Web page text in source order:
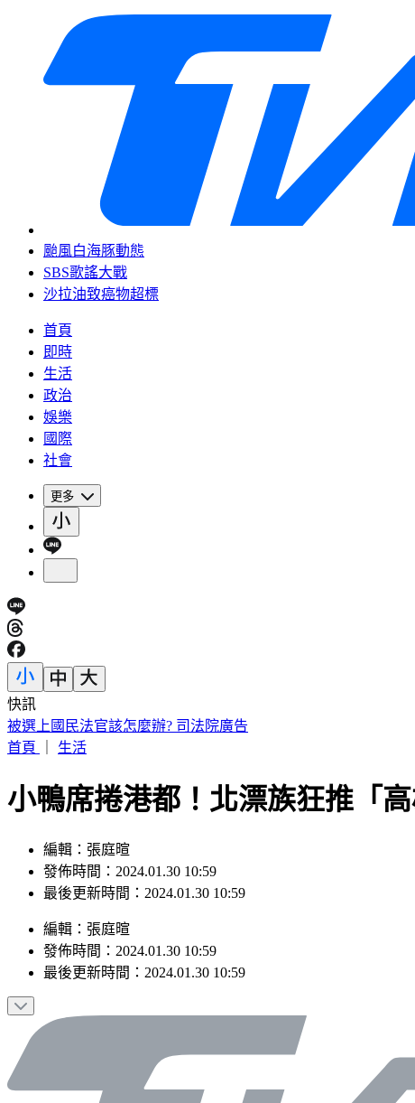
颱風白海豚動態
SBS歌謠大戰
沙拉油致癌物超標
首頁
即時
生活
政治
娛樂
國際
社會
更多
快訊
被選上國民法官該怎麼辦? 司法院廣告
首頁
生活
小鴨席捲港都！北漂族狂推「
編輯：張庭暄
發佈時間：2024.01.30 10:59
最後更新時間：2024.01.30 10:59
編輯 ： 張庭暄
發佈時間： 2024.01.30 10:59
最後更新時間： 2024.01.30 10:59